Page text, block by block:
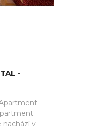
-
nachází v